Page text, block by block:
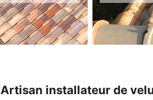
Artisan installateur de